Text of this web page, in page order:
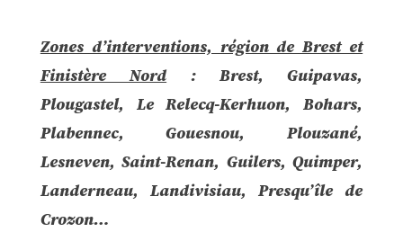
Zones d’interventions, région de Brest et
Finistère Nord: Brest, Guipavas,
Plougastel, Le Relecq-Kerhuon, Bohars,
Plabennec, Gouesnou, Plouzané,
Lesneven, Saint-Renan, Guilers, Quimper,
Landerneau, Landivisiau, Presqu’île de
Crozon…